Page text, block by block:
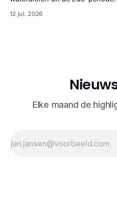
bekend om verfijnde
12 jul. 2026
Elke maand de